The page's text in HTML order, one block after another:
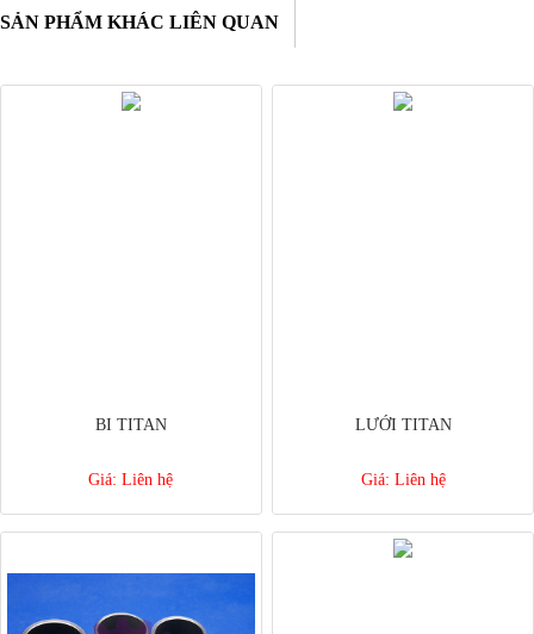
SẢN PHẨM KHÁC LIÊN QUAN
BI TITAN
Giá: Liên hệ
LƯỚI TITAN
Giá: Liên hệ